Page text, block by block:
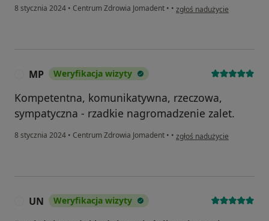
8 stycznia 2024 • Centrum Zdrowia Jomadent • • w opinii użytkownika Sandra
zgłoś nadużycie
MP Weryfikacja wizyty
Kompetentna, komunikatywna, rzeczowa,
sympatyczna - rzadkie nagromadzenie zalet.
8 stycznia 2024 • Centrum Zdrowia Jomadent • • w opinii użytkownika MP
zgłoś nadużycie
UN Weryfikacja wizyty